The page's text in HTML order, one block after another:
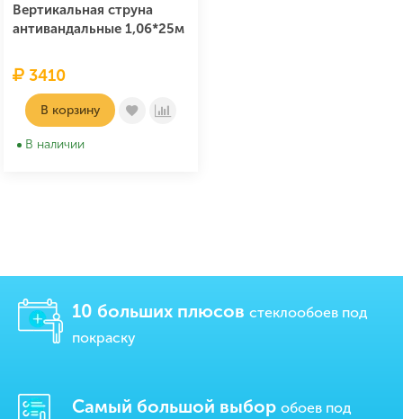
Вертикальная струна
антивандальные 1,06*25м
3410
В корзину
В наличии
10 больших плюсов стеклообоев под
покраску
Самый большой выбор обоев под